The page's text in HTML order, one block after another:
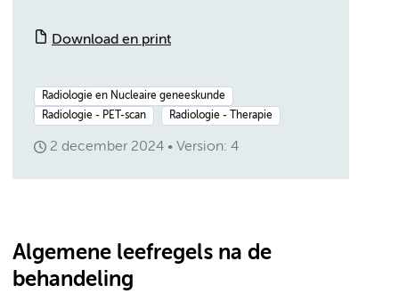
Download en print
Radiologie en Nucleaire geneeskunde
Radiologie - PET-scan
Radiologie - Therapie
2 december 2024 Version: 4
Algemene leefregels na de
behandeling